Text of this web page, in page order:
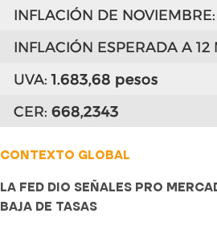
CONTEXTO GLOBAL
LA FED DIO SEÑALES PRO
BAJA DE TASAS